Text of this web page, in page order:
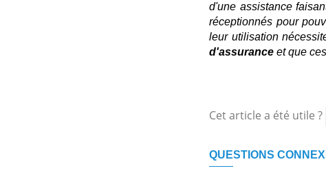
d'une assistance
réceptionnés pour
leur utilisation
d'assurance et que
Cet article a été utile ?
QUESTIONS